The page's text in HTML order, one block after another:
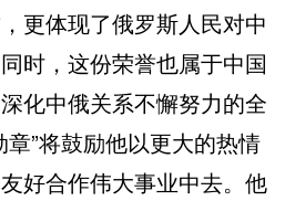
更体现了俄罗斯人民对中
时，这份荣誉也属于中国
化中俄关系不懈努力的全
”将鼓励他以更大的热情
好合作伟大事业中去。他